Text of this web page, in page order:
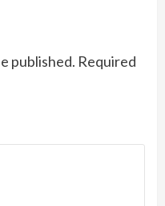
published. Required